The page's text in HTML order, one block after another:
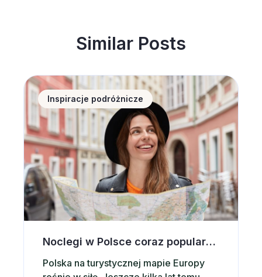
Similar Posts
Noclegi w Polsce coraz popularniejsze wśród
Inspiracje podróżnicze
Noclegi w Polsce coraz popularniejsze wśród zagranicznych turystów. Co przyciąga ich do naszego kraju?
Polska na turystycznej mapie Europy